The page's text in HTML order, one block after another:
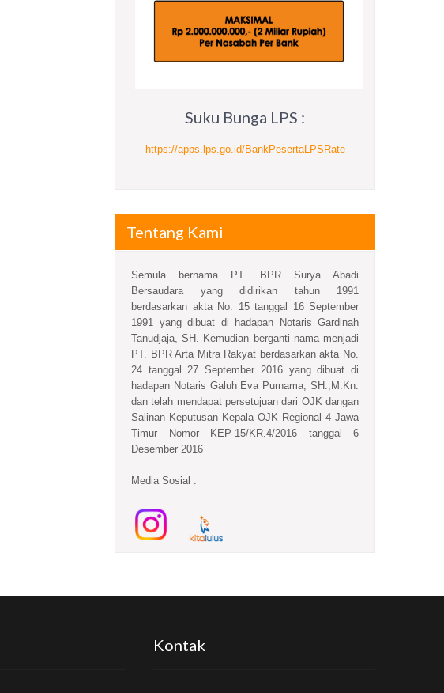
Suku Bunga LPS :
https://apps.lps.go.id/BankPesertaLPSRate
Tentang Kami
Semula bernama PT. BPR Surya Abadi
Bersaudara yang didirikan tahun 1991
berdasarkan akta No. 15 tanggal 16 September
1991 yang dibuat di hadapan Notaris Gardinah
Tanudjaja, SH. Kemudian berganti nama menjadi
PT. BPR Arta Mitra Rakyat berdasarkan akta No.
24 tanggal 27 September 2016 yang dibuat di
hadapan Notaris Galuh Eva Purnama, SH.,M.Kn.
dan telah mendapat persetujuan dari OJK dangan
Salinan Keputusan Kepala OJK Regional 4 Jawa
Timur Nomor KEP-15/KR.4/2016 tanggal 6
Desember 2016
Media Sosial :
Kontak